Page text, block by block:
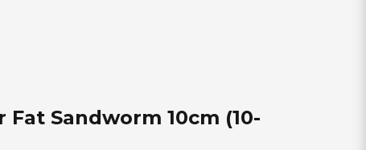
Sandworm 10cm (10-